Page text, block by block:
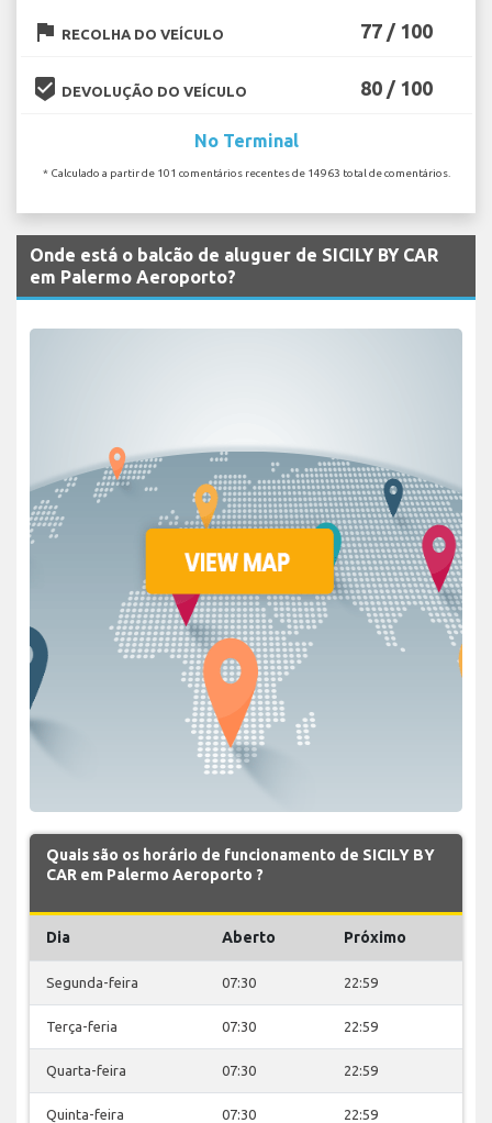
flag RECOLHA DO VEÍCULO 77 / 100
beenhere DEVOLUÇÃO DO VEÍCULO 80 / 100
No Terminal
* Calculado a partir de 101 comentários recentes de 14963 total de comentários.
Onde está o balcão de aluguer de SICILY BY CAR
em Palermo Aeroporto?
Quais são os horário de funcionamento de SICILY BY
CAR em Palermo Aeroporto ?
Dia Aberto Próximo
Segunda-feira 07:30 22:59
Terça-feria 07:30 22:59
Quarta-feira 07:30 22:59
Quinta-feira 07:30 22:59